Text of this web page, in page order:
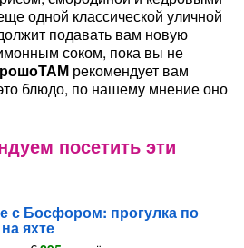
одной классической уличной
подавать вам новую
соком, пока вы не
ТАМ рекомендует вам
блюдо, по нашему мнение оно
посетить эти
с Босфором: прогулка по
яхте